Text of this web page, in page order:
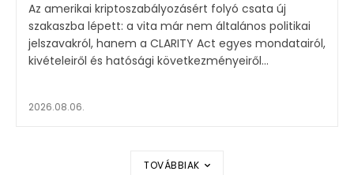
Az amerikai kriptoszabályozásért folyó csata új
szakaszba lépett: a vita már nem általános politikai
jelszavakról, hanem a CLARITY Act egyes mondatairól,
kivételeiről és hatósági következményeiről...
2026.08.06.
TOVÁBBIAK